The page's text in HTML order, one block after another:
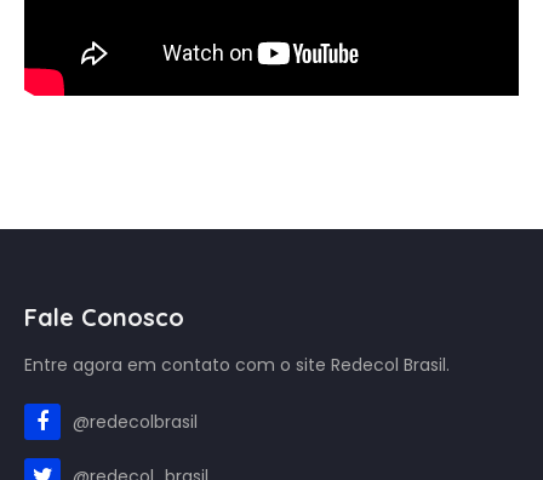
Fale Conosco
Entre agora em contato com o site Redecol Brasil.
@redecolbrasil